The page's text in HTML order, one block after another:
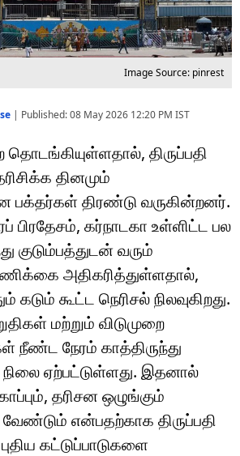
Image Source: pinrest
| Published:08 May 2026 12:20 PM IST
திருப்பதி
தினமும்
திரண்டு வருகின்றனர்.
பிரதேசம், கர்நாடகா உள்ளிட்ட பல
குடும்பத்துடன் வரும்
அதிகரித்துள்ளதால்,
கடும் கூட்ட நெரிசல் நிலவுகிறது.
மற்றும் விடுமுறை
நீண்ட நேரம் காத்திருந்து
நிலை ஏற்பட்டுள்ளது. இதனால்
தரிசன ஒழுங்கும்
வேண்டும் என்பதற்காக திருப்பதி
கட்டுப்பாடுகளை